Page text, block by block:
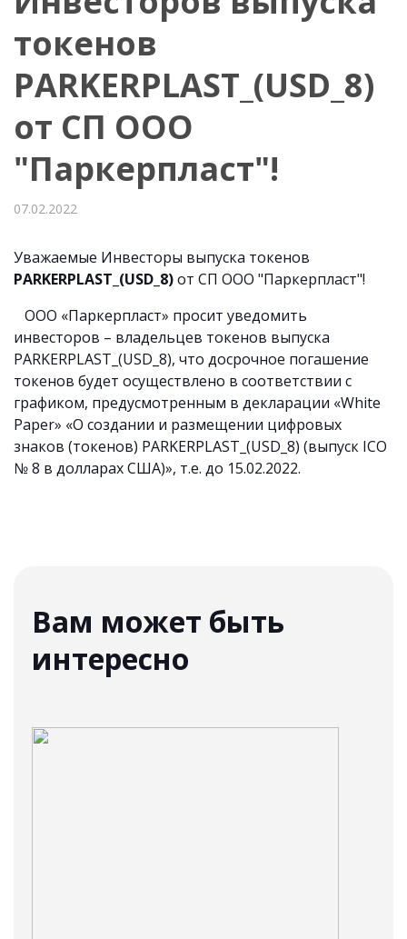
токенов
PARKERPLAST_(USD_8)
от СП ООО
"Паркерпласт"!
07.02.2022
Уважаемые Инвесторы выпуска токенов
PARKERPLAST_(USD_8)от СП ООО "Паркерпласт"!
ООО «Паркерпласт» просит уведомить
инвесторов – владельцев токенов выпуска
PARKERPLAST_(USD_8), что досрочное погашение
токенов будет осуществлено в соответствии с
графиком, предусмотренным в декларации «White
Paper» «О создании и размещении цифровых
знаков (токенов) PARKERPLAST_(USD_8) (выпуск ICO
№ 8 в долларах США)», т.е. до 15.02.2022.
Вам может быть
интересно